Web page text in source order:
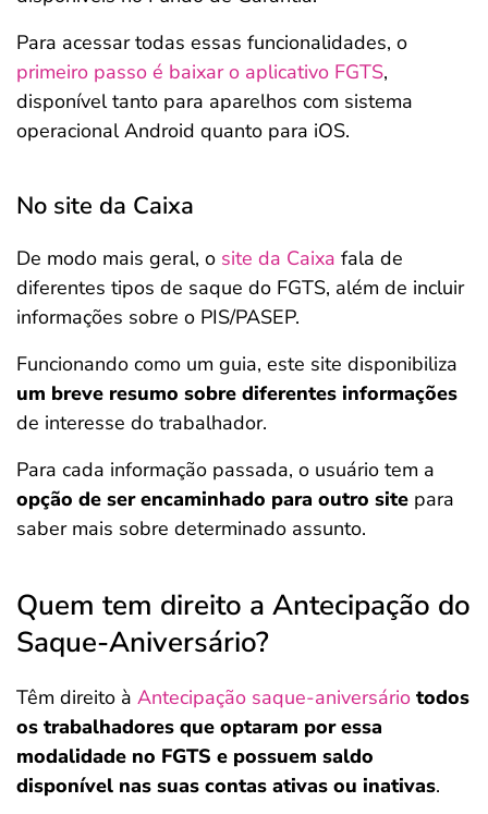
Para acessar todas essas funcionalidades, o
primeiro passo é baixar o aplicativo FGTS,
disponível tanto para aparelhos com sistema
operacional Android quanto para iOS.
No site da Caixa
De modo mais geral, o site da Caixa fala de
diferentes tipos de saque do FGTS, além de incluir
informações sobre o PIS/PASEP.
Funcionando como um guia, este site disponibiliza
um breve resumo sobre diferentes informações
de interesse do trabalhador.
Para cada informação passada, o usuário tem a
opção de ser encaminhado para outro site para
saber mais sobre determinado assunto.
Quem tem direito a Antecipação do
Saque-Aniversário?
Têm direito à Antecipação saque-aniversário todos
os trabalhadores que optaram por essa
modalidade no FGTS e possuem saldo
disponível nas suas contas ativas ou inativas.